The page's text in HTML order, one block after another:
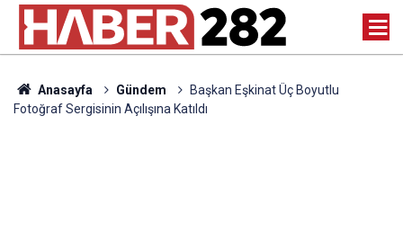
Anasayfa Gündem
Başkan Eşkinat Üç Boyutlu
Fotoğraf Sergisinin Açılışına Katıldı